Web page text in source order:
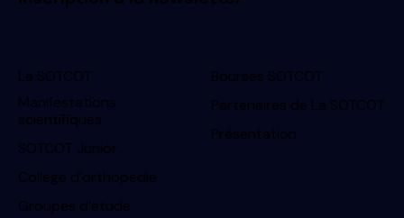
La SOTCOT
Manifestations
scientifiques
SOTCOT Junior
College d’orthopedie
Groupes d’etude
Bourses SOTCOT
Partenaires de La SOTCOT
Présentation